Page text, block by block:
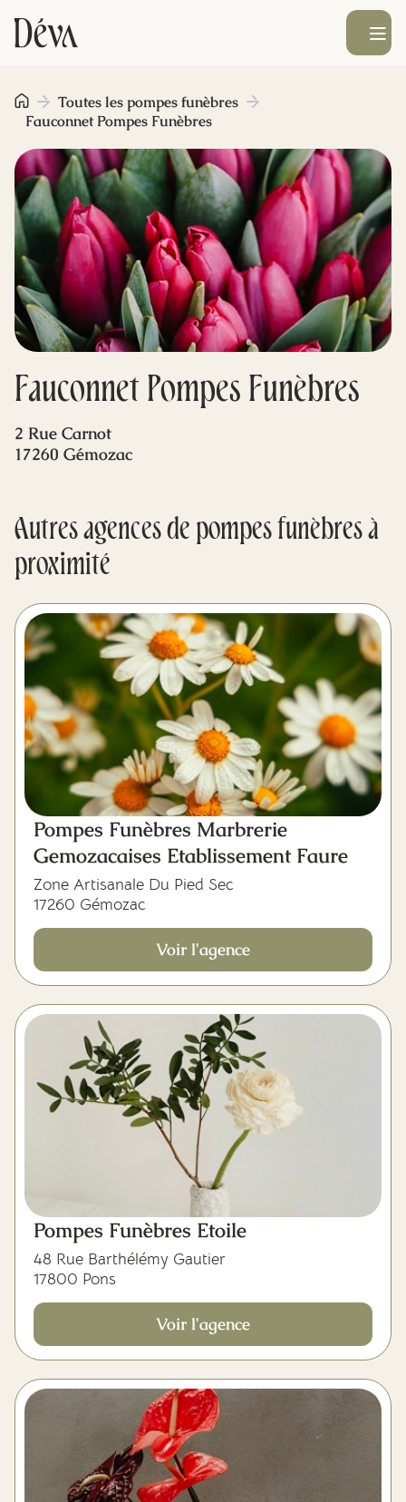
Obsèques
Prévoyance
Monument funéraire
Livraison de fleurs
Blog
Ouvrir le
Fauconnet Pompes Funèbres
Toutes les pompes funèbres
Fauconnet Pompes Funèbres
2 Rue Carnot
17260 Gémozac
Autres agences de pompes funèbres à
proximité
Pompes Funèbres Marbrerie
Gemozacaises Etablissement Faure
Zone Artisanale Du Pied Sec
17260 Gémozac
Voir l'agence
Pompes Funèbres Etoile
48 Rue Barthélémy Gautier
17800 Pons
Voir l'agence